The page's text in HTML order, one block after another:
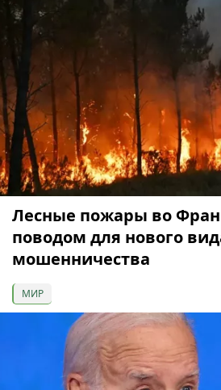
Лесные пожары во
поводом для нового
мошенничества
МИР